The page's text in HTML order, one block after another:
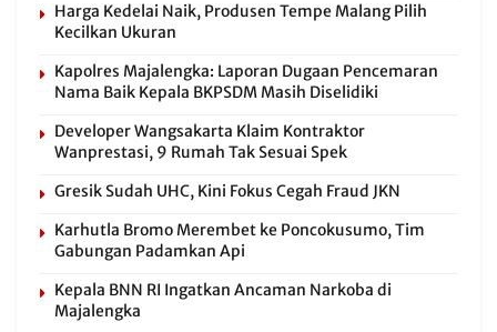
Harga Kedelai Naik, Produsen Tempe Malang Pilih
Kecilkan Ukuran
Kapolres Majalengka: Laporan Dugaan Pencemaran
Nama Baik Kepala BKPSDM Masih Diselidiki
Developer Wangsakarta Klaim Kontraktor
Wanprestasi, 9 Rumah Tak Sesuai Spek
Gresik Sudah UHC, Kini Fokus Cegah Fraud JKN
Karhutla Bromo Merembet ke Poncokusumo, Tim
Gabungan Padamkan Api
Kepala BNN RI Ingatkan Ancaman Narkoba di
Majalengka